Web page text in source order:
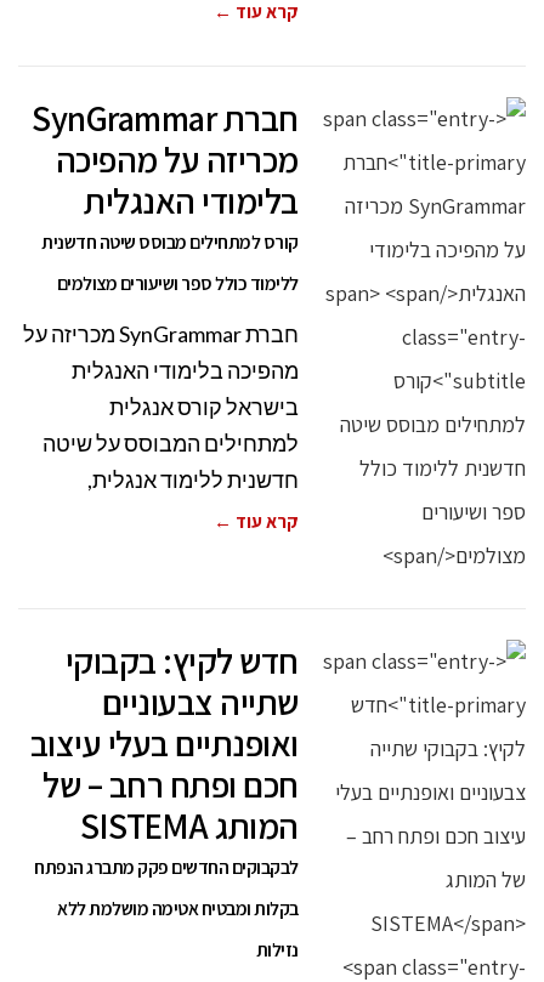
קרא עוד ←
חברת SynGrammar
מכריזה על מהפיכה
בלימודי האנגלית
קורס למתחילים מבוסס שיטה חדשנית
ללימוד כולל ספר ושיעורים מצולמים
חברת SynGrammar מכריזה על
מהפיכה בלימודי האנגלית
בישראל קורס אנגלית
למתחילים המבוסס על שיטה
חדשנית ללימוד אנגלית,
קרא עוד ←
חדש לקיץ: בקבוקי
שתייה צבעוניים
ואופנתיים בעלי עיצוב
חכם ופתח רחב – של
המותג SISTEMA
לבקבוקים החדשים פקק מתברג הנפתח
בקלות ומבטיח אטימה מושלמת ללא
נזילות